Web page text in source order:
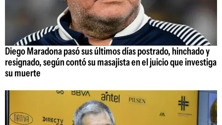
Diego Maradona pasó sus últimos días postrado, hinchado y
resignado, según contó su masajista en el juicio que investiga
su muerte